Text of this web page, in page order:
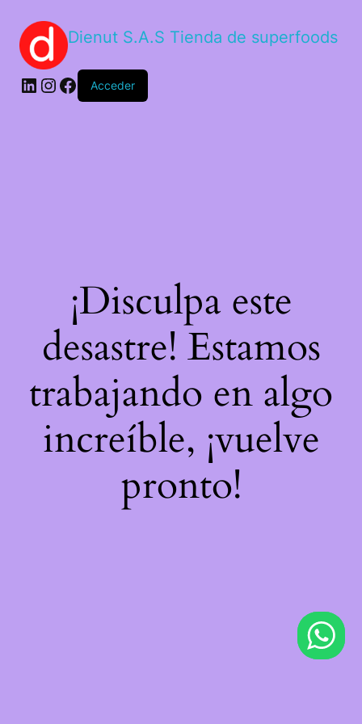
Dienut S.A.S Tienda de superfoods
Acceder
¡Disculpa este
desastre! Estamos
trabajando en algo
increíble, ¡vuelve
pronto!